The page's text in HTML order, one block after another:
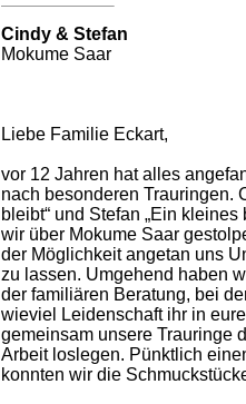
Cindy & Stefan
Mokume Saar
Liebe Familie Eckart,
vor 12 Jahren hat alles
nach besonderen Trauringen.
bleibt“ und Stefan „Ein
wir über Mokume Saar
der Möglichkeit angetan uns
zu lassen. Umgehend haben
der familiären Beratung, bei
wieviel Leidenschaft ihr in
gemeinsam unsere Trauringe
Arbeit loslegen. Pünktlich
konnten wir die